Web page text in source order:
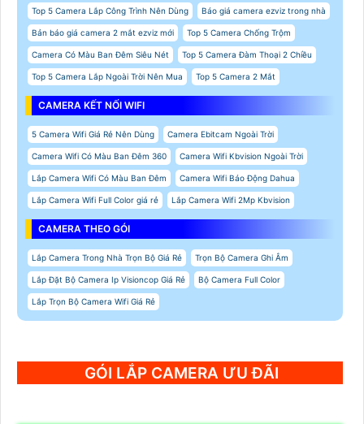
Top 5 Camera Lắp Công Trình Nên Dùng Báo giá camera ezviz trong nhà
Bản báo giá camera 2 mắt ezviz mới Top 5 Camera Chống Trộm
Camera Có Màu Ban Đêm Siêu Nét Top 5 Camera Đàm Thoại 2 Chiều
Top 5 Camera Lắp Ngoài Trời Nên Mua Top 5 Camera 2 Mắt
CAMERA KẾT NỐI WIFI
5 Camera Wifi Giá Rẻ Nên Dùng Camera Ebitcam Ngoài Trời
Camera Wifi Có Màu Ban Đêm 360 Camera Wifi Kbvision Ngoài Trời
Lắp Camera Wifi Có Màu Ban Đêm Camera Wifi Báo Động Dahua
Lắp Camera Wifi Full Color giá rẻ Lắp Camera Wifi 2Mp Kbvision
CAMERA THEO GÓI
Lắp Camera Trong Nhà Trọn Bộ Giá Rẻ Trọn Bộ Camera Ghi Âm
Lắp Đặt Bộ Camera Ip Visioncop Giá Rẻ Bộ Camera Full Color
Lắp Trọn Bộ Camera Wifi Giá Rẻ
GÓI LẮP CAMERA ƯU ĐÃI